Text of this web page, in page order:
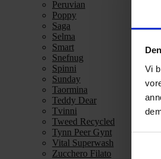
Vi
Peruvian
Poppy
Saga
Selma
Smart
Snefnug
Spinni
Sunday
Taormina
Teddy Dear
Tvinni
Tweed Recycled
Tynn Peer Gynt
Vital Superwash
Zucchero Filato